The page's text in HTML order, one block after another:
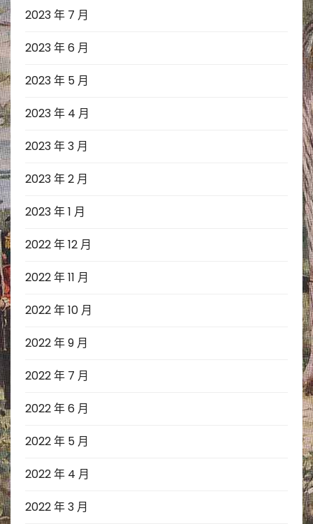
2023 年 7 月
2023 年 6 月
2023 年 5 月
2023 年 4 月
2023 年 3 月
2023 年 2 月
2023 年 1 月
2022 年 12 月
2022 年 11 月
2022 年 10 月
2022 年 9 月
2022 年 7 月
2022 年 6 月
2022 年 5 月
2022 年 4 月
2022 年 3 月